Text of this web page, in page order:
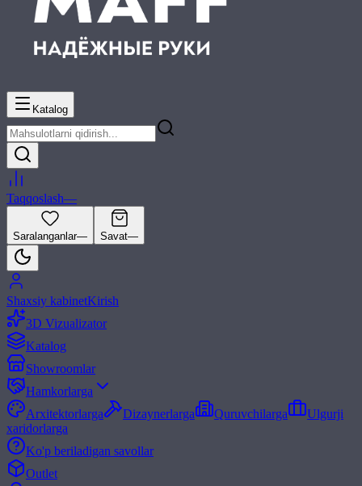
Katalog
Taqqoslash—
Saralanganlar— Savat—
Shaxsiy kabinetKirish
3D Vizualizator
Katalog
Showroomlar
Hamkorlarga
Arxitektorlarga
Dizaynerlarga Quruvchilarga
Ulgurji
xaridorlarga
Ko'p beriladigan savollar
Outlet